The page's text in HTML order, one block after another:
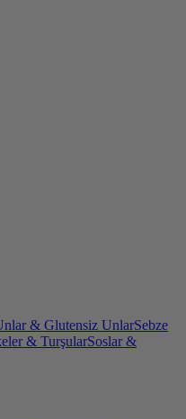
& Glutensiz UnlarSebze
& TurşularSoslar &